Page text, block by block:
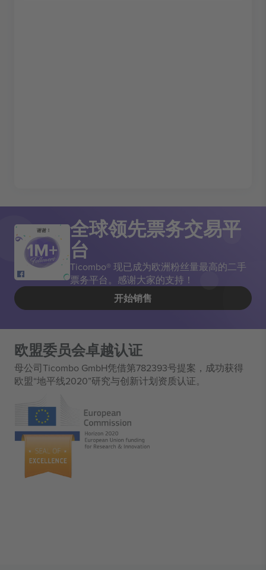
谢谢！ 全球领先票务交易平
台
Ticombo® 现已成为欧洲粉丝量最高的二手
票务平台。感谢大家的支持！
开始销售
欧盟委员会卓越认证
母公司Ticombo GmbH凭借第782393号提案，成功获得
欧盟“地平线2020”研究与创新计划资质认证。